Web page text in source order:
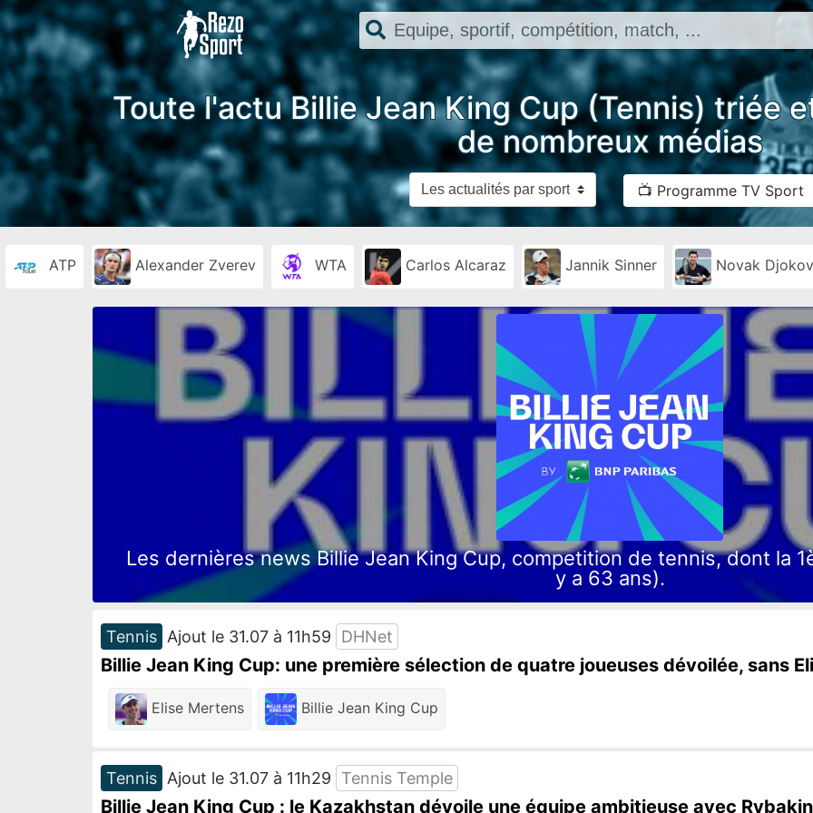
Toute l'actu Billie Jean King Cup (Tennis) triée
de nombreux médias
📺 Programme TV Sport
ATP Alexander Zverev WTA Carlos Alcaraz Jannik Sinner Novak
Les dernières news Billie Jean King Cup, competition de tennis, dont la
y a 63 ans).
Tennis Ajout le 31.07 à 11h59 DHNet
Billie Jean King Cup: une première sélection de quatre joueuses dévoilée, sans
Elise Mertens Billie Jean King Cup
Tennis Ajout le 31.07 à 11h29 Tennis Temple
Billie Jean King Cup : le Kazakhstan dévoile une équipe ambitieuse avec